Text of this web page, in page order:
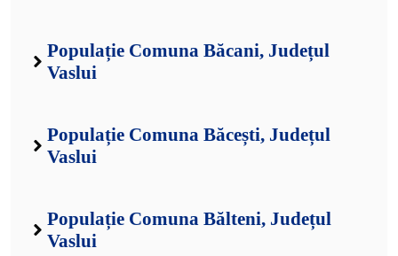
Populație Comuna Băcani, Județul
Vaslui
Populație Comuna Băcești, Județul
Vaslui
Populație Comuna Bălteni, Județul
Vaslui